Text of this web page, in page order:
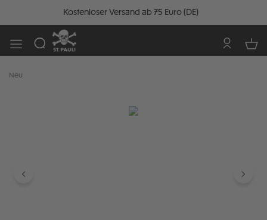
Kostenloser Versand ab 75 Euro (DE)
Neu